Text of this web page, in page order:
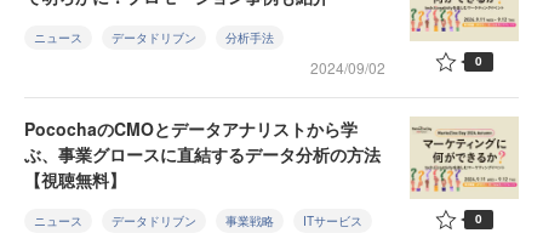
ニュース データドリブン 分析手法
2024/09/02 0
PocochaのCMOとデータアナリストから学
ぶ、事業グロースに直結するデータ分析の方法
【視聴無料】
ニュース データドリブン 事業戦略 ITサービス 0